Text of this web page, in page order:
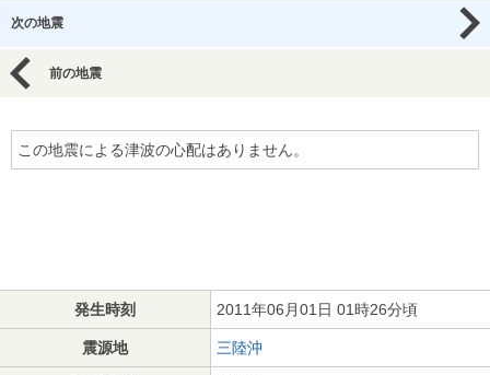
次の地震
前の地震
この地震による津波の心配はありません。
発生時刻 2011年06月01日 01時26分頃
震源地 三陸沖